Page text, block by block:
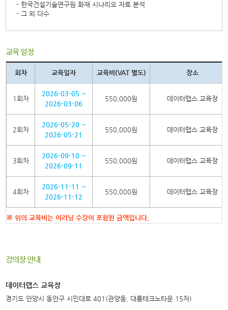
- 한국건설기술연구원 화재 시나리오 자료 분석
- 그 외 다수
교육 일정
회차 교육일자 교육비(VAT 별도) 장소
1회차
2026-03-05 ~
2026-03-06
550,000원 데이터랩스 교육장
2회차
2026-05-20 ~
2026-05-21
550,000원 데이터랩스 교육장
3회차
2026-09-10 ~
2026-09-11
550,000원 데이터랩스 교육장
4회차
2026-11-11 ~
2026-11-12
550,000원 데이터랩스 교육장
※ 위의 교육비는 이러닝 수강이 포함된 금액입니다.
강의장 안내
데이터랩스 교육장
경기도 안양시 동안구 시민대로 401(관양동, 대륭테크노타운 15차)